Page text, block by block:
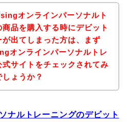
オンラインパーソナルト
商品を購入する時にデビット
が出てしまった方は、まず
オンラインパーソナルトレ
式サイトをチェックされてみ
ょうか？
ナルトレーニングのデビット